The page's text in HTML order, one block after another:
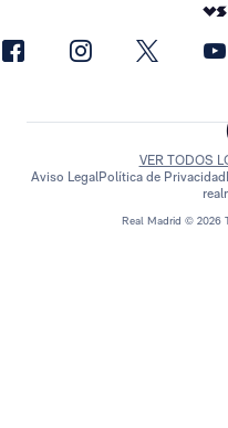
Real Madrid © 2026
VER TODOS
Aviso LegalPolítica de Privacidad